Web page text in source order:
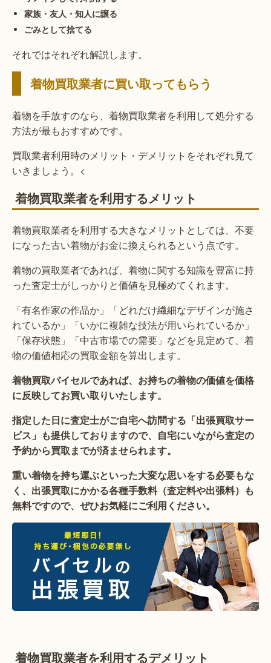
家族・友人・知人に譲る
ごみとして捨てる
それではそれぞれ解説します。
着物買取業者に買い取ってもらう
着物を手放すのなら、着物買取業者を利用して処分する
方法が最もおすすめです。
買取業者利用時のメリット・デメリットをそれぞれ見て
いきましょう。<
着物買取業者を利用するメリット
着物買取業者を利用する大きなメリットとしては、不要
になった古い着物がお金に換えられるという点です。
着物の買取業者であれば、着物に関する知識を豊富に持
った査定士がしっかりと価値を見極めてくれます。
「有名作家の作品か」「どれだけ繊細なデザインが施さ
れているか」「いかに複雑な技法が用いられているか」
「保存状態」「中古市場での需要」などを見定めて、着
物の価値相応の買取金額を算出します。
着物買取バイセルであれば、お持ちの着物の価値を価格
に反映してお買い取りいたします。
指定した日に査定士がご自宅へ訪問する「出張買取サー
ビス」も提供しておりますので、自宅にいながら査定の
予約から買取までが済ませられます。
重い着物を持ち運ぶといった大変な思いをする必要もな
く、出張買取にかかる各種手数料（査定料や出張料）も
無料ですので、ぜひお気軽にご利用ください。
着物買取業者を利用するデメリット